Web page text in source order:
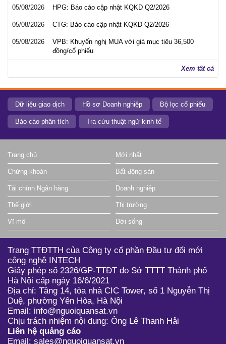
05/08/2026 HPG: Báo cáo cập nhật KQKD Q2/2026
05/08/2026 CTG: Báo cáo cập nhật KQKD Q2/2026
05/08/2026
VPB: Khuyến nghị MUA với giá mục tiêu 36,500
đồng/cổ phiếu
Xem tất cả
Dữ liệu giao dịch Hồ sơ Doanh nghiệp Bộ lọc cổ phiếu
Báo cáo phân tích Tra cứu thuật ngữ kinh tế
Trang chủ Mới nhất
Chứng khoán Bất động sản
Tài chính Ngân hàng Doanh nghiệp
Thế giới Thị trường
Vĩ mô Đời sống
Trang TTĐTTH của Công ty cổ phần Đầu tư đổi mới
công nghệ INTECH
Giấy phép số 2326/GP-TTĐT do Sở TTTT Thành phố
Hà Nội cấp ngày 16/6/2021
Địa chỉ: Tầng 14, tòa nhà CIC Tower, số 1 Nguyễn Thị
Duệ, phường Yên Hòa, Hà Nội
Email: info@nguoiquansat.vn
Chịu trách nhiệm nội dung: Ông Lê Thanh Hải
Liên hệ quảng cáo
Email: sales@nguoiquansat.vn